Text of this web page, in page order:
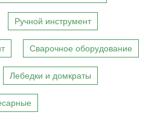
Ручной инструмент
Сварочное оборудование
Лебедки и домкраты